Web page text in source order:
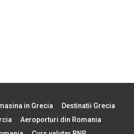
in Grecia
Destinatii Grecia
Aeroporturi din Romania